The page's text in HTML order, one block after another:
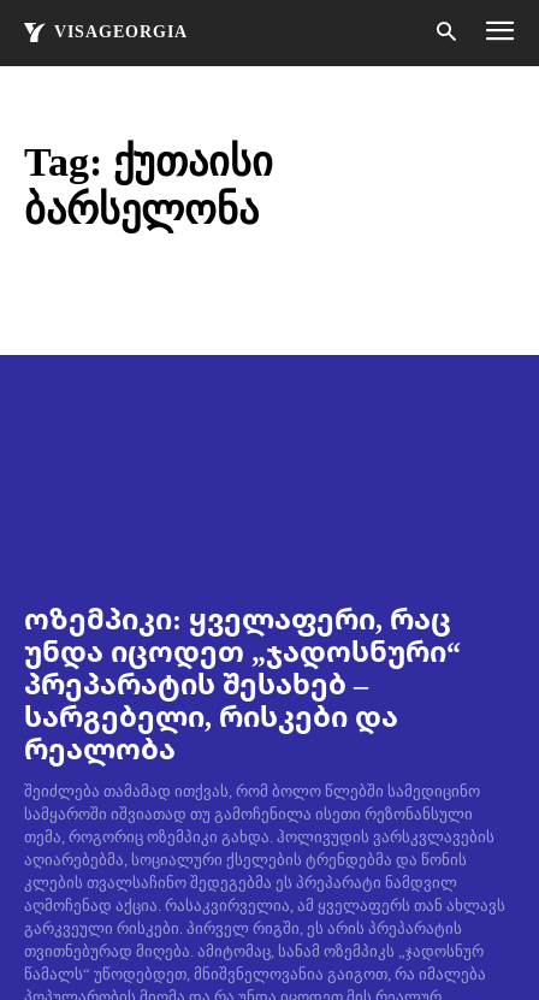
VISAGEORGIA
Tag: ქუთაისი
ბარსელონა
ოზემპიკი: ყველაფერი, რაც
უნდა იცოდეთ „ჯადოსნური“
პრეპარატის შესახებ –
სარგებელი, რისკები და
რეალობა
შეიძლება თამამად ითქვას, რომ ბოლო წლებში სამედიცინო
სამყაროში იშვიათად თუ გამოჩენილა ისეთი რეზონანსული
თემა, როგორიც ოზემპიკი გახდა. ჰოლივუდის ვარსკვლავების
აღიარებებმა, სოციალური ქსელების ტრენდებმა და წონის
კლების თვალსაჩინო შედეგებმა ეს პრეპარატი ნამდვილ
აღმოჩენად აქცია. რასაკვირველია, ამ ყველაფერს თან ახლავს
გარკვეული რისკები. პირველ რიგში, ეს არის პრეპარატის
თვითნებურად მიღება. ამიტომაც, სანამ ოზემპიკს „ჯადოსნურ
წამალს“ უწოდებდეთ, მნიშვნელოვანია გაიგოთ, რა იმალება